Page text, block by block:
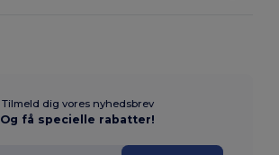
Tilmeld dig vores nyhedsbrev
Og få specielle rabatter!